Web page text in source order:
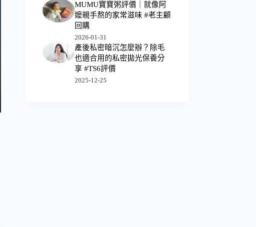
MUMU寶寶粥評價｜就像阿
嬤親手熬的家常滋味 #老主顧
回購
2026-01-31
產後私密暗沉怎麼辦？除毛
也適合用的私密拋光保養分
享 #TS6評價
2025-12-25